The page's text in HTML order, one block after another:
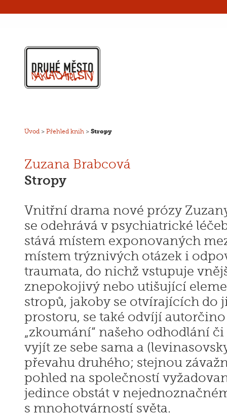
Úvod > Přehled knih > Stropy
Zuzana Brabcová
Stropy
Vnitřní drama nové prózy
se odehrává v psychiatrické
stává místem exponovaných
místem trýznivých otázek i
traumata, do nichž vstupuje
znepokojivý nebo utišující
stropů, jakoby se otvírajících do
prostoru, se také odvíjí
„zkoumání“ našeho odhodlání
vyjít ze sebe sama a
převahu druhého; stejnou
pohled na společností
jedince obstát v
s mnohotvárností světa.